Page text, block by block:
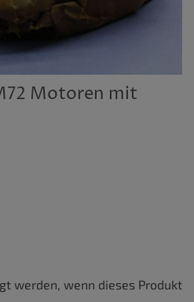
Motoren mit
werden, wenn dieses Produkt